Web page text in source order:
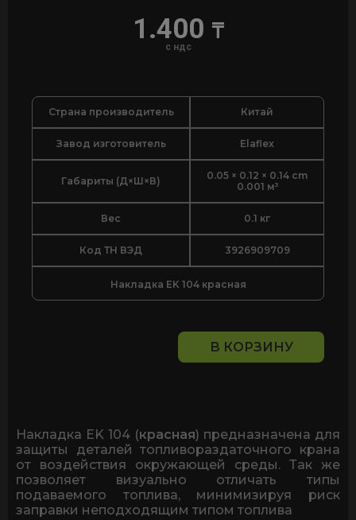
1.400 ₸
с ндс
Страна производитель Китай
Завод изготовитель Elaflex
Габариты (Д×Ш×В)
0.05 × 0.12 × 0.14 cm
0.001 м³
Вес 0.1 кг
Код ТН ВЭД 3926909709
Накладка EK 104 красная
25
ЕК
104
красная
В КОРЗИНУ
Накладка EK 104 (красная) предназначена для
защиты деталей топливораздаточного крана
от воздействия окружающей среды. Так же
позволяет визуально отличать типы
подаваемого топлива, минимизируя риск
заправки неподходящим типом топлива